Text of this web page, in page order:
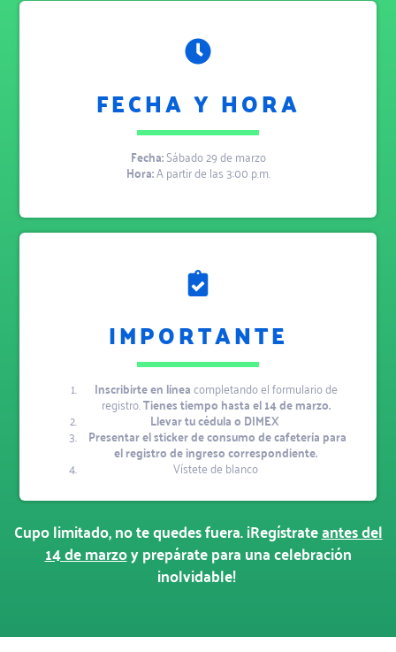
FECHA Y HORA
Fecha:Sábado 29 de marzo
Hora:A partir de las 3:00 p.m.
IMPORTANTE
Inscribirte en líneacompletando el formulario de
registro.Tienes tiempo hasta el 14 de marzo.
Llevar tu cédula o DIMEX
Presentar el sticker de consumo de cafetería para
el registro de ingreso correspondiente.
Vístete de blanco
Cupo limitado, no te quedes fuera. ¡Regístrateantes del
14 de marzoy prepárate para una celebración
inolvidable!